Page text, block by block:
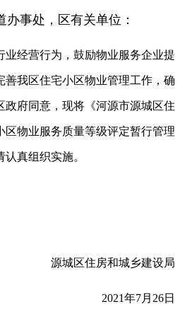
事处，区有关单位：
经营行为，鼓励物业服务企业提
善我区住宅小区物业管理工作，确
政府同意，现将《河源市源城区住
区物业服务质量等级评定暂行管理
真组织实施。
源城区住房和城乡建设局
2021年7月26日